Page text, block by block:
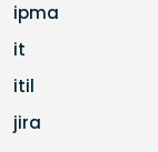
ipma
it
itil
jira